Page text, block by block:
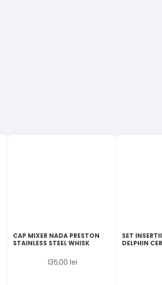
CAP MIXER NADA PRESTON
STAINLESS STEEL WHISK
135,00 lei
SET
DELPHIN